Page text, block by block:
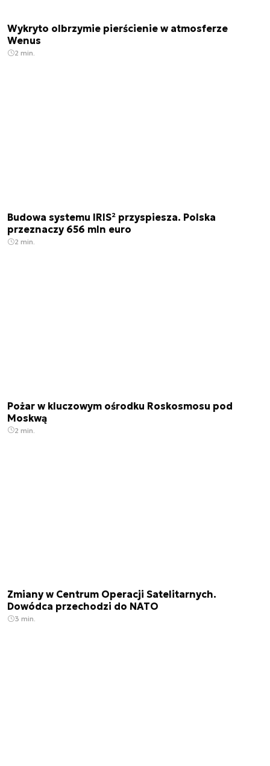
Wykryto olbrzymie pierścienie w atmosferze
Wenus
2 min.
Budowa systemu IRIS² przyspiesza. Polska
przeznaczy 656 mln euro
2 min.
Pożar w kluczowym ośrodku Roskosmosu pod
Moskwą
2 min.
Zmiany w Centrum Operacji Satelitarnych.
Dowódca przechodzi do NATO
3 min.